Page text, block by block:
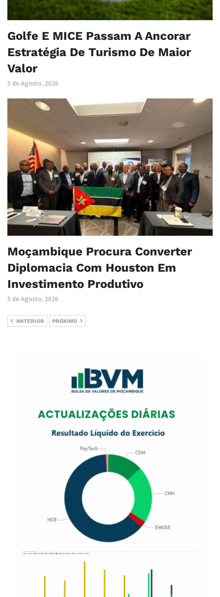
Golfe E MICE Passam A Ancorar
Estratégia De Turismo De Maior
Valor
5 de Agosto, 2026
Moçambique Procura Converter
Diplomacia Com Houston Em
Investimento Produtivo
5 de Agosto, 2026
ANTERIOR PRÓXIMO